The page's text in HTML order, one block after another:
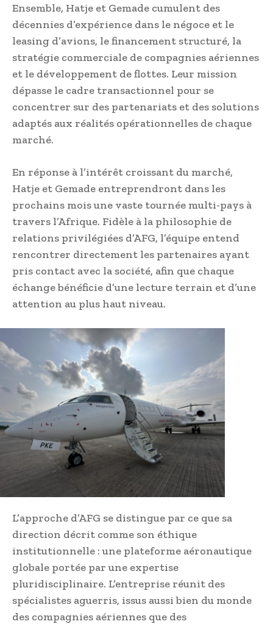
Ensemble, Hatje et Gemade cumulent des
décennies d’expérience dans le négoce et le
leasing d’avions, le financement structuré, la
stratégie commerciale de compagnies aériennes
et le développement de flottes. Leur mission
dépasse le cadre transactionnel pour se
concentrer sur des partenariats et des solutions
adaptés aux réalités opérationnelles de chaque
marché.
En réponse à l’intérêt croissant du marché,
Hatje et Gemade entreprendront dans les
prochains mois une vaste tournée multi-pays à
travers l’Afrique. Fidèle à la philosophie de
relations privilégiées d’AFG, l’équipe entend
rencontrer directement les partenaires ayant
pris contact avec la société, afin que chaque
échange bénéficie d’une lecture terrain et d’une
attention au plus haut niveau.
L’approche d’AFG se distingue par ce que sa
direction décrit comme son éthique
institutionnelle : une plateforme aéronautique
globale portée par une expertise
pluridisciplinaire. L’entreprise réunit des
spécialistes aguerris, issus aussi bien du monde
des compagnies aériennes que des